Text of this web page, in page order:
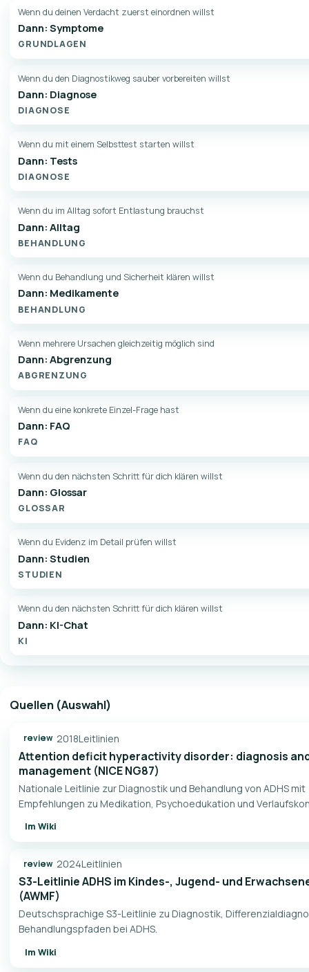
Wenn du deinen Verdacht zuerst einordnen willst
Dann: Symptome
GRUNDLAGEN
Wenn du den Diagnostikweg sauber vorbereiten willst
Dann: Diagnose
DIAGNOSE
Wenn du mit einem Selbsttest starten willst
Dann: Tests
DIAGNOSE
Wenn du im Alltag sofort Entlastung brauchst
Dann: Alltag
BEHANDLUNG
Wenn du Behandlung und Sicherheit klären willst
Dann: Medikamente
BEHANDLUNG
Wenn mehrere Ursachen gleichzeitig möglich sind
Dann: Abgrenzung
ABGRENZUNG
Wenn du eine konkrete Einzel-Frage hast
Dann: FAQ
FAQ
Wenn du den nächsten Schritt für dich klären willst
Dann: Glossar
GLOSSAR
Wenn du Evidenz im Detail prüfen willst
Dann: Studien
STUDIEN
Wenn du den nächsten Schritt für dich klären willst
Dann: KI-Chat
KI
Quellen (Auswahl)
review 2018Leitlinien
Attention deficit hyperactivity disorder: diagnosis
management (NICE NG87)
Nationale Leitlinie zur Diagnostik und Behandlung von ADHS mit
Empfehlungen zu Medikation, Psychoedukation und
Im Wiki
review 2024Leitlinien
S3-Leitlinie ADHS im Kindes-, Jugend- und
(AWMF)
Deutschsprachige S3-Leitlinie zu Diagnostik,
Behandlungspfaden bei ADHS.
Im Wiki